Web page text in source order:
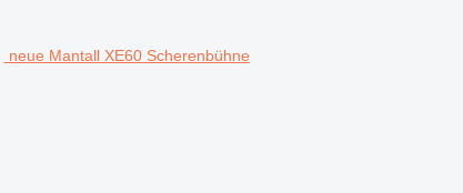
neue Mantall XE60 Scherenbühne